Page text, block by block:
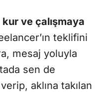
ve çalışmaya
teklifini
mesaj yoluyla
sen de
aklına takılan